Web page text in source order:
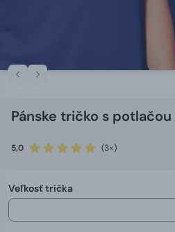
Pánske tričko s
5,0 (3×)
Veľkosť trička